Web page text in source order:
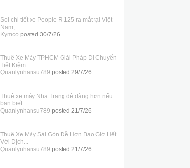
Soi chi tiết xe People R 125 ra mắt tại Việt
Nam,...
Kymco posted 30/7/26
Thuê Xe Máy TPHCM Giải Pháp Di Chuyển
Tiết Kiệm
Quanlynhansu789 posted 29/7/26
Thuê xe máy Nha Trang dễ dàng hơn nếu
bạn biết...
Quanlynhansu789 posted 21/7/26
Thuê Xe Máy Sài Gòn Dễ Hơn Bao Giờ Hết
Với Dịch...
Quanlynhansu789 posted 21/7/26